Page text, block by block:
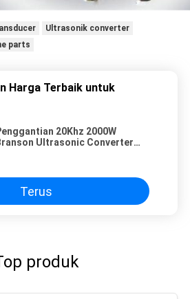
Ultrasonik converter
parts
Harga Terbaik untuk
20Khz 2000W
Ultrasonic Converter
Terus
produk